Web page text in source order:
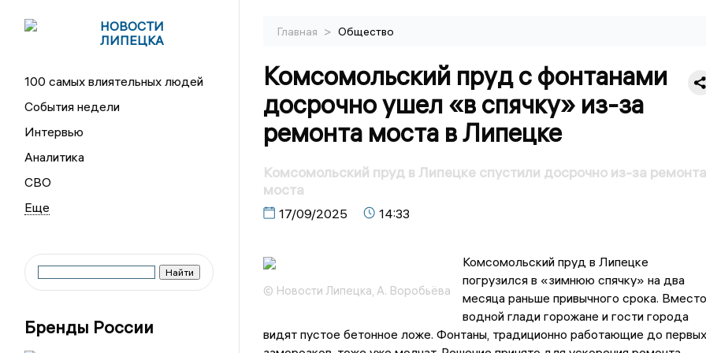
НОВОСТИ
ЛИПЕЦКА
100 самых влиятельных людей
События недели
Интервью
Аналитика
СВО
Бренды России
Главная > Общество
Комсомольский пруд с фонтанами
досрочно ушел «в спячку» из-за
ремонта моста в Липецке
Комсомольский пруд в Липецке спустили досрочно из-за ремонта
моста
17/09/2025 14:33
© Новости Липецка, А. Воробьёва
Комсомольский пруд в Липецке
погрузился в «зимнюю спячку» на два
месяца раньше привычного срока. Вместо
водной глади горожане и гости города
видят пустое бетонное ложе. Фонтаны, традиционно работающие до первых